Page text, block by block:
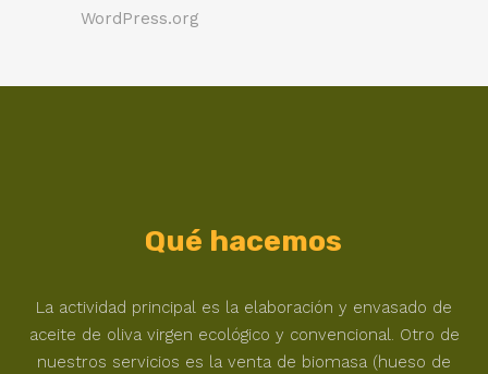
WordPress.org
Qué hacemos
La actividad principal es la elaboración y envasado de
aceite de oliva virgen ecológico y convencional. Otro de
nuestros servicios es la venta de biomasa (hueso de